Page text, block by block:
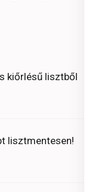
kiőrlésű lisztből
lisztmentesen!